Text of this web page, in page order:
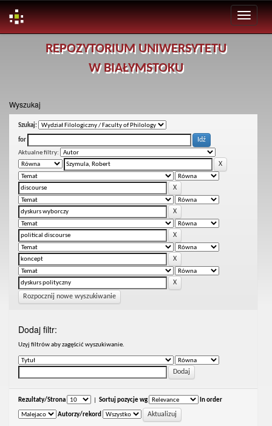
REPOZYTORIUM UNIWERSYTETU
W BIAŁYMSTOKU
Wyszukaj
Szukaj:
for
Aktualne filtry:
Rozpocznij nowe wyszukiwanie
Dodaj filtr:
Uzyj filtrów aby zagęścić wyszukiwanie.
Rezultaty/Strona Sortuj pozycje wg In order
Autorzy/rekord